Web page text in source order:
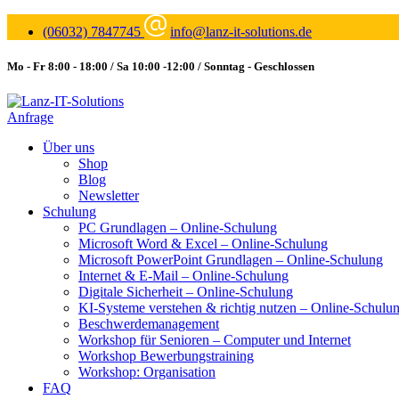
(06032) 7847745 info@lanz-it-solutions.de
Mo - Fr 8:00 - 18:00 / Sa 10:00 -12:00 / Sonntag - Geschlossen
Anfrage
Über uns
Shop
Blog
Newsletter
Schulung
PC Grundlagen – Online-Schulung
Microsoft Word & Excel – Online-Schulung
Microsoft PowerPoint Grundlagen – Online-Schulung
Internet & E-Mail – Online-Schulung
Digitale Sicherheit – Online-Schulung
KI-Systeme verstehen & richtig nutzen – Online-
Beschwerdemanagement
Workshop für Senioren – Computer und Internet
Workshop Bewerbungstraining
Workshop: Organisation
FAQ